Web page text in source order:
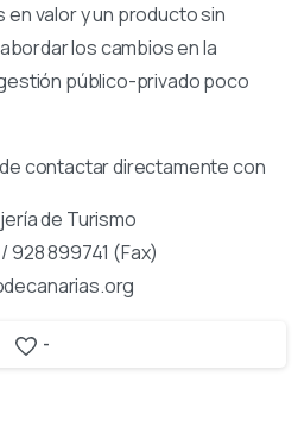
valor y un producto sin
los cambios en la
público-privado poco
contactar directamente con
de Turismo
899741 (Fax)
-